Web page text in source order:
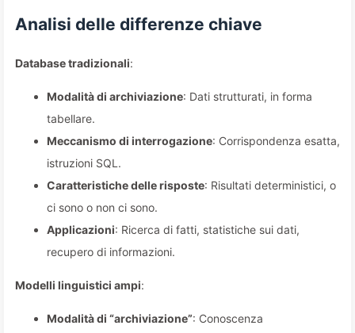
Analisi delle differenze chiave
Database tradizionali:
Modalità di archiviazione: Dati strutturati, in forma
tabellare.
Meccanismo di interrogazione: Corrispondenza esatta,
istruzioni SQL.
Caratteristiche delle risposte: Risultati deterministici, o
ci sono o non ci sono.
Applicazioni: Ricerca di fatti, statistiche sui dati,
recupero di informazioni.
Modelli linguistici ampi:
Modalità di “archiviazione”: Conoscenza